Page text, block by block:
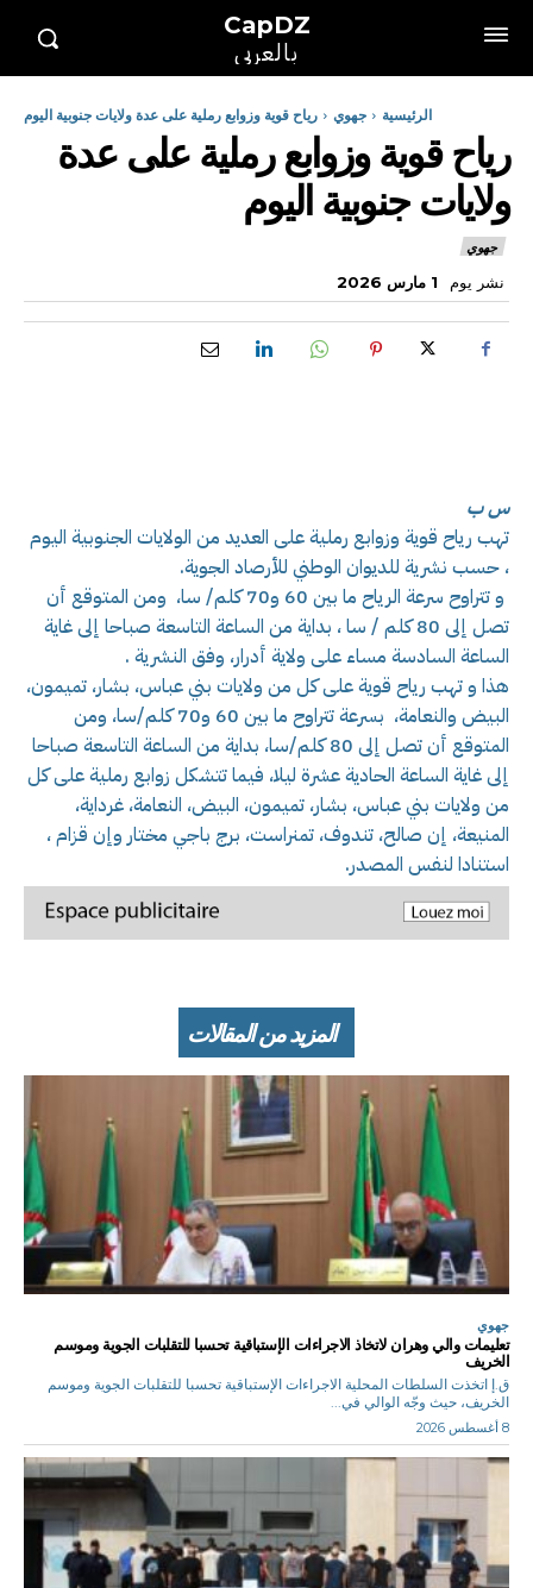
CapDZ
بالعربي
الرئيسية جهوي رياح قوية وزوابع رملية على عدة ولايات جنوبية اليوم
رياح قوية وزوابع رملية على عدة
ولايات جنوبية اليوم
جهوي
نشر يوم 1 مارس 2026
س ب
تهب رياح قوية وزوابع رملية على العديد من الولايات الجنوبية اليوم
، حسب نشرية للديوان الوطني للأرصاد الجوية.
و تتراوح سرعة الرياح ما بين 60 و70 كلم/ سا، ومن المتوقع أن
تصل إلى 80 كلم / سا ، بداية من الساعة التاسعة صباحا إلى غاية
الساعة السادسة مساء على ولاية أدرار، وفق النشرية .
هذا و تهب رياح قوية على كل من ولايات بني عباس، بشار، تميمون،
البيض والنعامة، بسرعة تتراوح ما بين 60 و70 كلم/سا، ومن
المتوقع أن تصل إلى 80 كلم/سا، بداية من الساعة التاسعة صباحا
إلى غاية الساعة الحادية عشرة ليلا، فيما تتشكل زوابع رملية على كل
من ولايات بني عباس، بشار، تميمون، البيض، النعامة، غرداية،
المنيعة، إن صالح، تندوف، تمنراست، برج باجي مختار وإن قزام ،
استنادا لنفس المصدر.
المزيد من المقالات
جهوي
تعليمات والي وهران لاتخاذ الاجراءات الإستباقية تحسبا للتقلبات الجوية وموسم
الخريف
ق.إ اتخذت السلطات المحلية الاجراءات الإستباقية تحسبا للتقلبات الجوية وموسم
الخريف، حيث وجّه الوالي في...
8 أغسطس 2026